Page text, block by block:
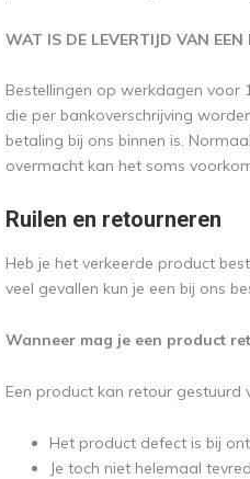
WAT IS DE LEVERTIJD VAN EEN
Bestellingen op werkdagen voor
die per bankoverschrijving
betaling bij ons binnen is.
overmacht kan het soms
Ruilen en retourneren
Heb je het verkeerde product
veel gevallen kun je een bij ons
Wanneer mag je een product
Een product kan retour gestuurd
Het product defect is bij
Je toch niet helemaal